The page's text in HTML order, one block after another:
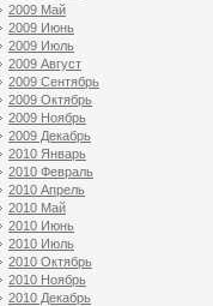
2009 Май
2009 Июнь
2009 Июль
2009 Август
2009 Сентябрь
2009 Октябрь
2009 Ноябрь
2009 Декабрь
2010 Январь
2010 Февраль
2010 Апрель
2010 Май
2010 Июнь
2010 Июль
2010 Октябрь
2010 Ноябрь
2010 Декабрь